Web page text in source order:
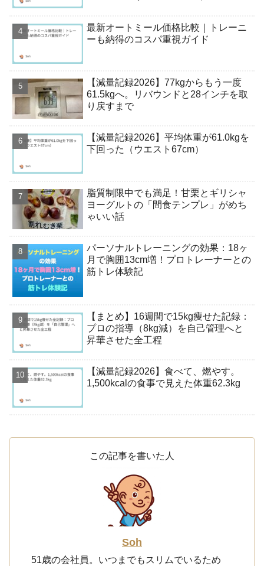
最新オートミール価格比較｜トレーニ
ーも納得のコスパ重視ガイド
【減量記録2026】77kgからもう一度
61.5kgへ。リバウンドと28インチを取
り戻すまで
【減量記録2026】平均体重が61.0kgを
下回った（ウエスト67cm）
脂質制限中でも満足！甘栗とギリシャ
ヨーグルトの「間食テンプレ」がめち
ゃいい話
パーソナルトレーニングの効果：18ヶ
月で胸囲13cm増！プロトレーナーとの
筋トレ体験記
【まとめ】16週間で15kg痩せた記録：
プロの指導（8kg減）を自己管理へと
昇華させた全工程
【減量記録2026】食べて、燃やす。
1,500kcalの食事で見えた体重62.3kg
この記事を書いた人
Soh
51歳の会社員。いつまでもスリムでいるため